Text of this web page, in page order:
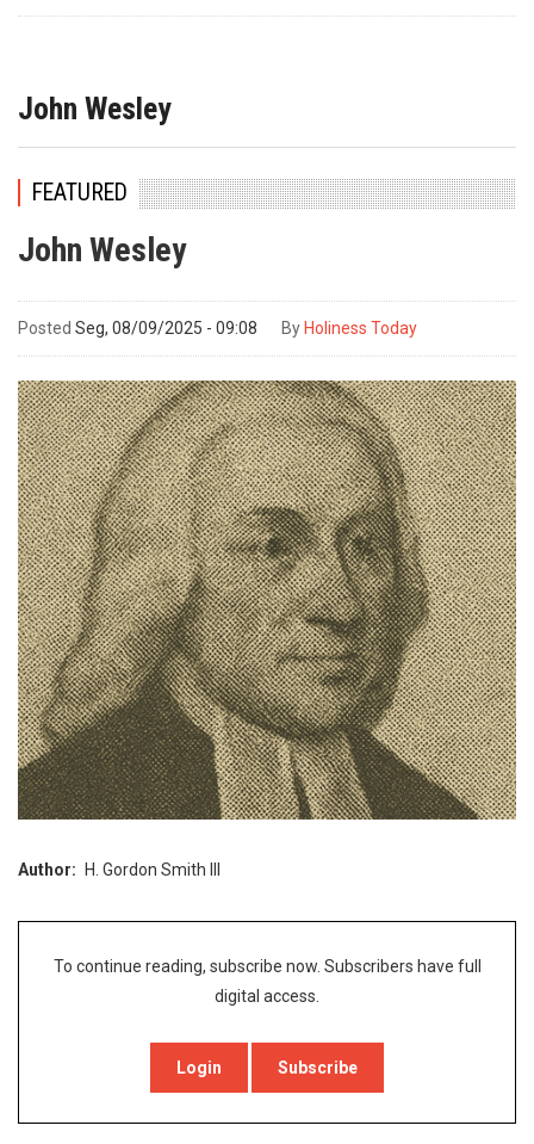
John Wesley
FEATURED
John Wesley
Posted Seg, 08/09/2025 - 09:08 By Holiness Today
Author H. Gordon Smith III
To continue reading, subscribe now. Subscribers have full
digital access.
Login Subscribe